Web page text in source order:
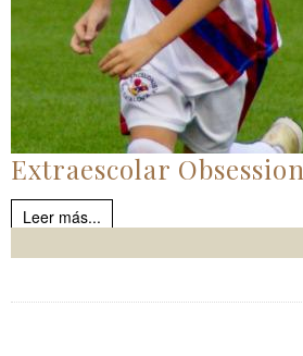
Extraescolar Obsession
Leer más...